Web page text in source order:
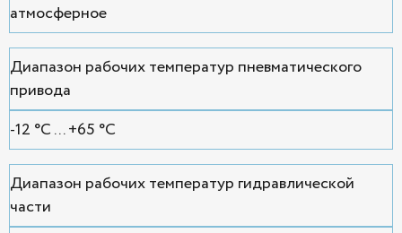
атмосферное
Диапазон рабочих температур пневматического
привода
-12 °С ... +65 °С
Диапазон рабочих температур гидравлической
части